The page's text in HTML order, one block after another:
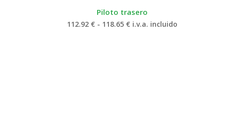
Piloto trasero
112.92 € - 118.65 € Rango
i.v.a. incluido